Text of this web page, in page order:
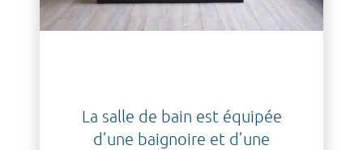
La salle de bain est équipée
d’une baignoire et d’une